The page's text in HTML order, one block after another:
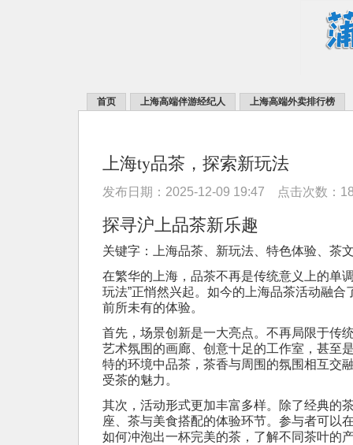
首页 上海高端伴游经纪人 上海高端外卖排行榜
上海ty品茶，探索新玩法
发布日期：2025-12-09 19:47 点击次数：
探寻沪上品茶新乐趣
关键字：上海品茶、新玩法、特色体验、茶
在繁华的上海，品茶不再是传统意义上的单
玩法”正悄然兴起。如今的上海品茶活动融
前所未有的体验。
首先，场景创新是一大亮点。不再局限于传
艺术氛围的画廊、创意十足的工作室，甚至
特的环境中品茶，茶香与周围的氛围相互交
受茶的魅力。
其次，活动形式更加丰富多样。除了经典的
座、茶与美食搭配的体验环节。参与者可以
如何冲泡出一杯完美的茶，了解不同茶叶的